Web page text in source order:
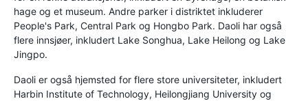
hage og et museum. Andre parker i distriktet inkluderer
People's Park, Central Park og Hongbo Park. Daoli har også
flere innsjøer, inkludert Lake Songhua, Lake Heilong og Lake
Jingpo.
Daoli er også hjemsted for flere store universiteter, inkludert
Harbin Institute of Technology, Heilongjiang University og